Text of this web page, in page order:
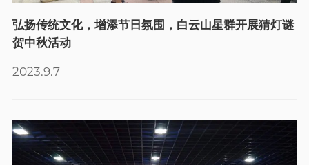
弘扬传统文化，增添节日氛围，白云山星群开展猜灯谜
贺中秋活动
2023.9.7